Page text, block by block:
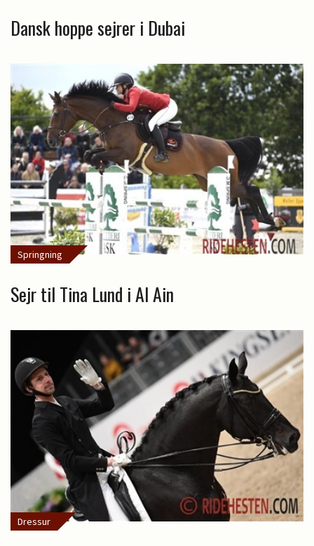
Dansk hoppe sejrer i Dubai
Springning
Sejr til Tina Lund i Al Ain
Dressur